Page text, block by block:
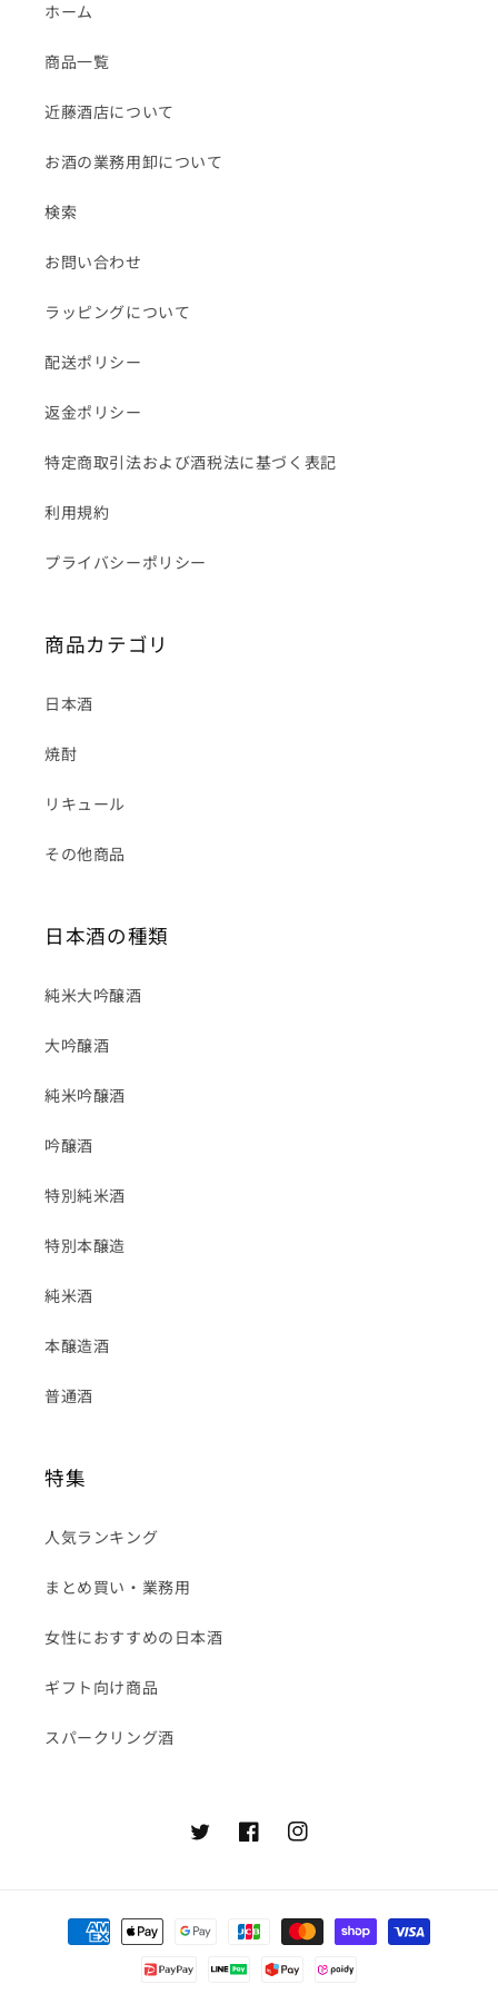
ホーム
商品一覧
近藤酒店について
お酒の業務用卸について
検索
お問い合わせ
ラッピングについて
配送ポリシー
返金ポリシー
特定商取引法および酒税法に基づく表記
利用規約
プライバシーポリシー
商品カテゴリ
日本酒
焼酎
リキュール
その他商品
日本酒の種類
純米大吟醸酒
大吟醸酒
純米吟醸酒
吟醸酒
特別純米酒
特別本醸造
純米酒
本醸造酒
普通酒
特集
人気ランキング
まとめ買い・業務用
女性におすすめの日本酒
ギフト向け商品
スパークリング酒
TwitterFacebookInstagram